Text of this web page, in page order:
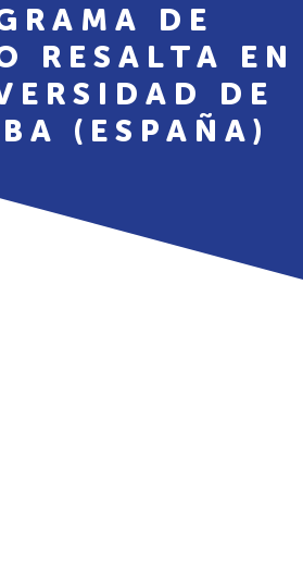
DE
RESALTA EN
DE
(ESPAÑA)